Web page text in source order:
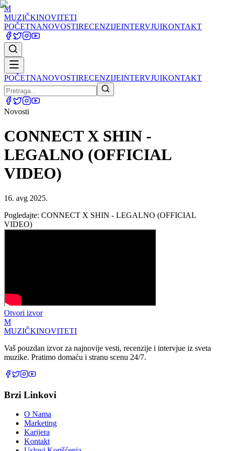
M
MUZIČKINOVITETI
POČETNANOVOSTIRECENZIJEINTERVJUIKONTAKT
POČETNANOVOSTIRECENZIJEINTERVJUIKONTAKT
Novosti
CONNECT X SHIN -
LEGALNO (OFFICIAL
VIDEO)
16. avg 2025.
Pogledajte: CONNECT X SHIN - LEGALNO (OFFICIAL
VIDEO)
Otvori izvor
M
MUZIČKINOVITETI
Vaš pouzdan izvor za najnovije vesti, recenzije i intervjue iz sveta
muzike. Pratimo domaću i stranu scenu 24/7.
Brzi Linkovi
O Nama
Marketing
Karijera
Kontakt